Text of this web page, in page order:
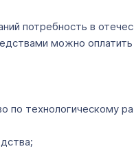
потребность в
можно
технологическому